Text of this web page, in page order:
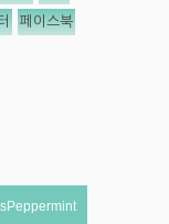
페이스북